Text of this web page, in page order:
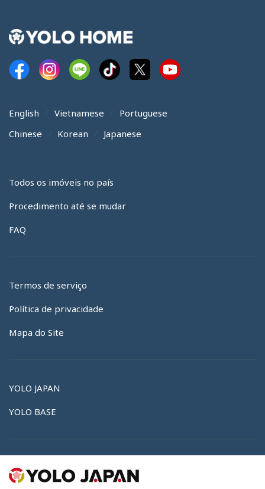
English Vietnamese
Portuguese
Chinese
Korean Japanese
Todos os imóveis no país
Procedimento até se mudar
FAQ
Termos de serviço
Política de privacidade
Mapa do Site
YOLO JAPAN
YOLO BASE